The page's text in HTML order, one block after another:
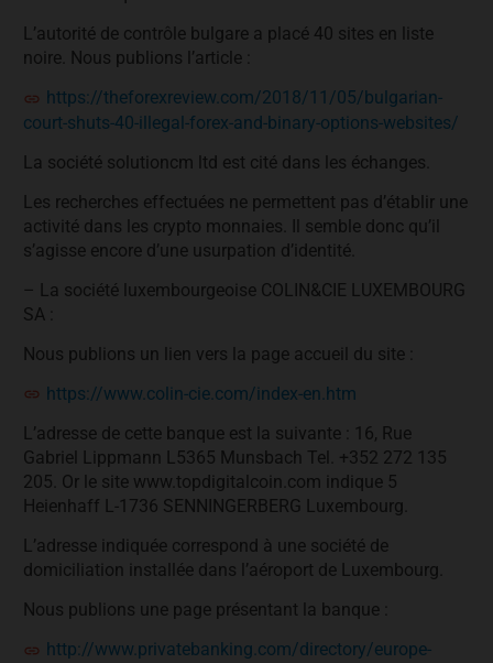
L’autorité de contrôle bulgare a placé 40 sites en liste
noire. Nous publions l’article :
https://theforexreview.com/2018/11/05/bulgarian-
court-shuts-40-illegal-forex-and-binary-options-websites/
La société solutioncm ltd est cité dans les échanges.
Les recherches effectuées ne permettent pas d’établir une
activité dans les crypto monnaies. Il semble donc qu’il
s’agisse encore d’une usurpation d’identité.
– La société luxembourgeoise COLIN&CIE LUXEMBOURG
SA :
Nous publions un lien vers la page accueil du site :
https://www.colin-cie.com/index-en.htm
L’adresse de cette banque est la suivante : 16, Rue
Gabriel Lippmann L5365 Munsbach Tel. +352 272 135
205. Or le site www.topdigitalcoin.com indique 5
Heienhaff L-1736 SENNINGERBERG Luxembourg.
L’adresse indiquée correspond à une société de
domiciliation installée dans l’aéroport de Luxembourg.
Nous publions une page présentant la banque :
http://www.privatebanking.com/directory/europe-